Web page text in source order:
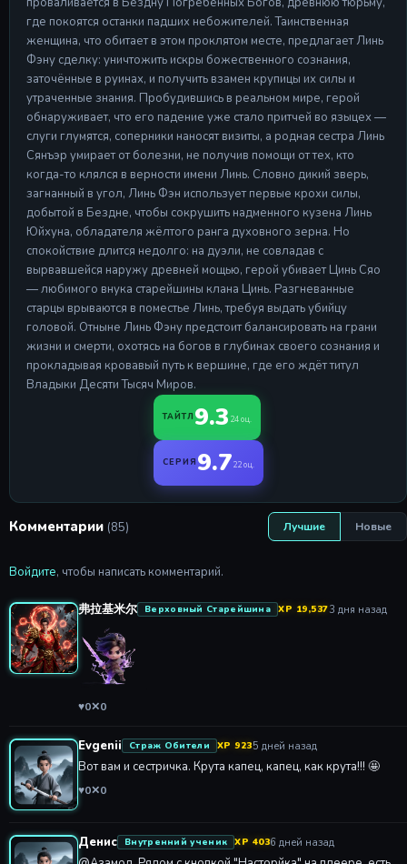
где покоятся останки падших небожителей. Таинственная
женщина, что обитает в этом проклятом месте, предлагает Линь
Фэну сделку: уничтожить искры божественного сознания,
заточённые в руинах, и получить взамен крупицы их силы и
утраченные знания. Пробудившись в реальном мире, герой
обнаруживает, что его падение уже стало притчей во языцех —
слуги глумятся, соперники наносят визиты, а родная сестра Линь
Сянъэр умирает от болезни, не получив помощи от тех, кто
когда-то клялся в верности имени Линь. Словно дикий зверь,
загнанный в угол, Линь Фэн использует первые крохи силы,
добытой в Бездне, чтобы сокрушить надменного кузена Линь
Юйхуна, обладателя жёлтого ранга духовного зерна. Но
спокойствие длится недолго: на дуэли, не совладав с
вырвавшейся наружу древней мощью, герой убивает Цинь Сяо
— любимого внука старейшины клана Цинь. Разгневанные
старцы врываются в поместье Линь, требуя выдать убийцу
головой. Отныне Линь Фэну предстоит балансировать на грани
жизни и смерти, охотясь на богов в глубинах своего сознания и
прокладывая кровавый путь к вершине, где его ждёт титул
Владыки Десяти Тысяч Миров.
ТАЙТЛ 9.3 24 оц.
СЕРИЯ 9.722 оц.
Комментарии (85) Лучшие Новые
Войдите, чтобы написать комментарий.
弗拉基米尔 Верховный Старейшина XP 19,5373 дня назад
♥0✕0
Evgenii Страж Обители XP 9235 дней назад
Вот вам и сестричка. Крута капец, капец, как крута!!! 🤩
♥0✕0
Денис Внутренний ученик XP 4036 дней назад